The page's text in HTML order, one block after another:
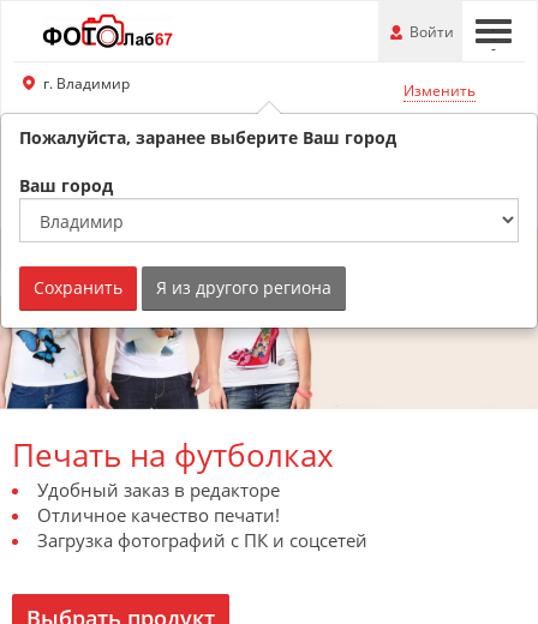
Перейти
основной
информации
---
Войти
г. Владимир Изменить
Обратный звонок
Печать на футболках
Удобный заказ в редакторе
Отличное качество печати!
Загрузка фотографий с ПК и соцсетей
Выбрать продукт
Пожалуйста, заранее выберите Ваш город
Ваш город
Сохранить Я из другого региона